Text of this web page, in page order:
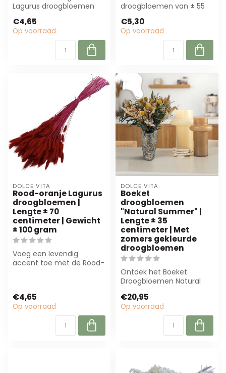
Lagurus droogbloemen
voor elke bloem...
€4,65
Op voorraad
droogbloemen van ± 55
natuurlijke textuu...
€5,30
Op voorraad
DOLCE VITA
Rood-oranje Lagurus
droogbloemen |
Lengte ± 70
centimeter | Gewicht
± 100 gram
Voeg een levendig
accent toe met de Rood-
€4,65
Op voorraad
DOLCE VITA
Boeket
droogbloemen
"Natural Summer" |
Lengte ± 35
centimeter | Met
zomers gekleurde
droogbloemen
Ontdek het Boeket
Droogbloemen Natural
Dit 35 cm lange bo...
€20,95
Op voorraad